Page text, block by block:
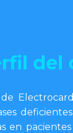
del
en